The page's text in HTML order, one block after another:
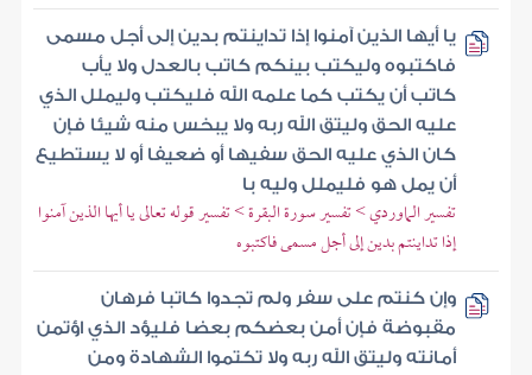
يا أيها الذين آمنوا إذا تداينتم بدين إلى أجل مسمى
فاكتبوه وليكتب بينكم كاتب بالعدل ولا يأب
كاتب أن يكتب كما علمه الله فليكتب وليملل الذي
عليه الحق وليتق الله ربه ولا يبخس منه شيئا فإن
كان الذي عليه الحق سفيها أو ضعيفا أو لا يستطيع
أن يمل هو فليملل وليه با
تفسير الماوردي > تفسير سورة البقرة > تفسير قوله تعالى يا أيها الذين آمنوا
إذا تداينتم بدين إلى أجل مسمى فاكتبوه
وإن كنتم على سفر ولم تجدوا كاتبا فرهان
مقبوضة فإن أمن بعضكم بعضا فليؤد الذي اؤتمن
أمانته وليتق الله ربه ولا تكتموا الشهادة ومن